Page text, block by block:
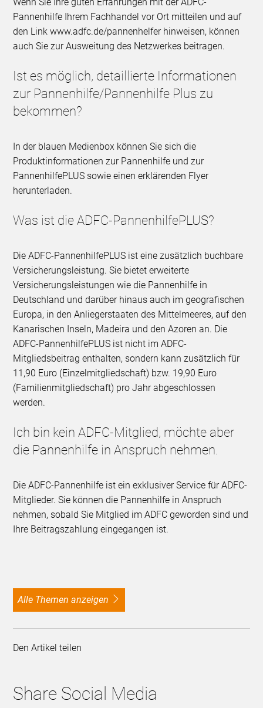
Pannenhilfe Ihrem Fachhandel vor Ort mitteilen und auf
den Link www.adfc.de/pannenhelfer hinweisen, können
auch Sie zur Ausweitung des Netzwerkes beitragen.
Ist es möglich, detaillierte Informationen
zur Pannenhilfe/Pannenhilfe Plus zu
bekommen?
In der blauen Medienbox können Sie sich die
Produktinformationen zur Pannenhilfe und zur
PannenhilfePLUS sowie einen erklärenden Flyer
herunterladen.
Was ist die ADFC-PannenhilfePLUS?
Die ADFC-PannenhilfePLUS ist eine zusätzlich buchbare
Versicherungsleistung. Sie bietet erweiterte
Versicherungsleistungen wie die Pannenhilfe in
Deutschland und darüber hinaus auch im geografischen
Europa, in den Anliegerstaaten des Mittelmeeres, auf den
Kanarischen Inseln, Madeira und den Azoren an. Die
ADFC-PannenhilfePLUS ist nicht im ADFC-
Mitgliedsbeitrag enthalten, sondern kann zusätzlich für
11,90 Euro (Einzelmitgliedschaft) bzw. 19,90 Euro
(Familienmitgliedschaft) pro Jahr abgeschlossen
werden.
Ich bin kein ADFC-Mitglied, möchte aber
die Pannenhilfe in Anspruch nehmen.
Die ADFC-Pannenhilfe ist ein exklusiver Service für ADFC-
Mitglieder. Sie können die Pannenhilfe in Anspruch
nehmen, sobald Sie Mitglied im ADFC geworden sind und
Ihre Beitragszahlung eingegangen ist.
alle Themen anzeigen
Den Artikel teilen
Share Social Media